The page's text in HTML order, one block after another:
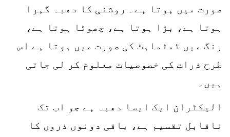
صورت میں ہوتا ہے۔ روشنی کا دھبہ گہرا
ہوتا ہے، بڑا ہوتا ہے، چھوٹا ہوتا ہے،
رنگ میں ٹمٹماہٹ کی صورت میں ہوتا ہے اس
طرح ذرات کی خصوصیات معلوم کر لی جاتی
ہیں۔
الیکٹران ایک ایسا دھبہ ہے جو اب تک
ناقابل تقسیم ہے، باقی دونوں ذروں کا